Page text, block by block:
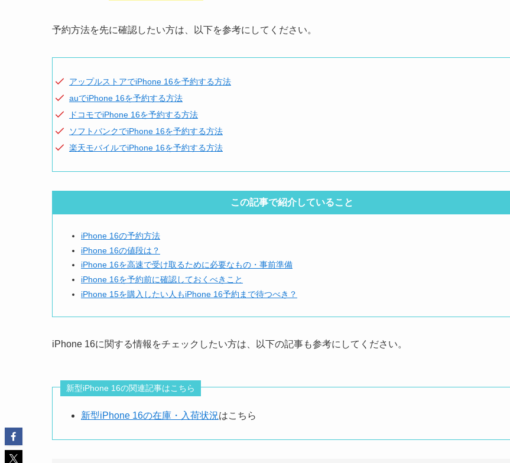
予約方法を先に確認したい方は、以下を参考にしてください。
アップルストアでiPhone 16を予約する方法
auでiPhone 16を予約する方法
ドコモでiPhone 16を予約する方法
ソフトバンクでiPhone 16を予約する方法
楽天モバイルでiPhone 16を予約する方法
この記事で紹介していること
iPhone 16の予約方法
iPhone 16の値段は？
iPhone 16を高速で受け取るために必要なもの・事前準備
iPhone 16を予約前に確認しておくべきこと
iPhone 15を購入したい人もiPhone 16予約まで待つべき？
iPhone 16に関する情報をチェックしたい方は、以下の記事も参考にしてください。
新型iPhone 16の関連記事はこちら
新型iPhone 16の在庫・入荷状況はこちら